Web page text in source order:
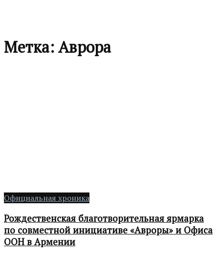
Метка:Аврора
Официальная хроника
Рождественская благотворительная ярмарка
по совместной инициативе «Авроры» и Офиса
ООН в Армении